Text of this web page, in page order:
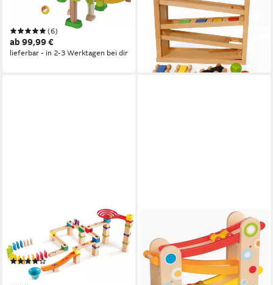
Windradbahn, Made in
(6)
ab 99,99 €
lieferbar - in 2-3 Werktagen bei dir
Buche,Autorennbahn ab 2
Jahren mit 3 Autos und 2
Kugeln, Buchenholz
42,95 €
lieferbar - in 2-3 Werktagen bei dir
Kugelbahn Rasante
Murmelbahn mit Domino
(2)
ab 28,11 € UVP
Kugelbahn Autorennbahn,
(packung, 3-tlg., set), Fördert
die Feinmotorik.
ab 36,95 €